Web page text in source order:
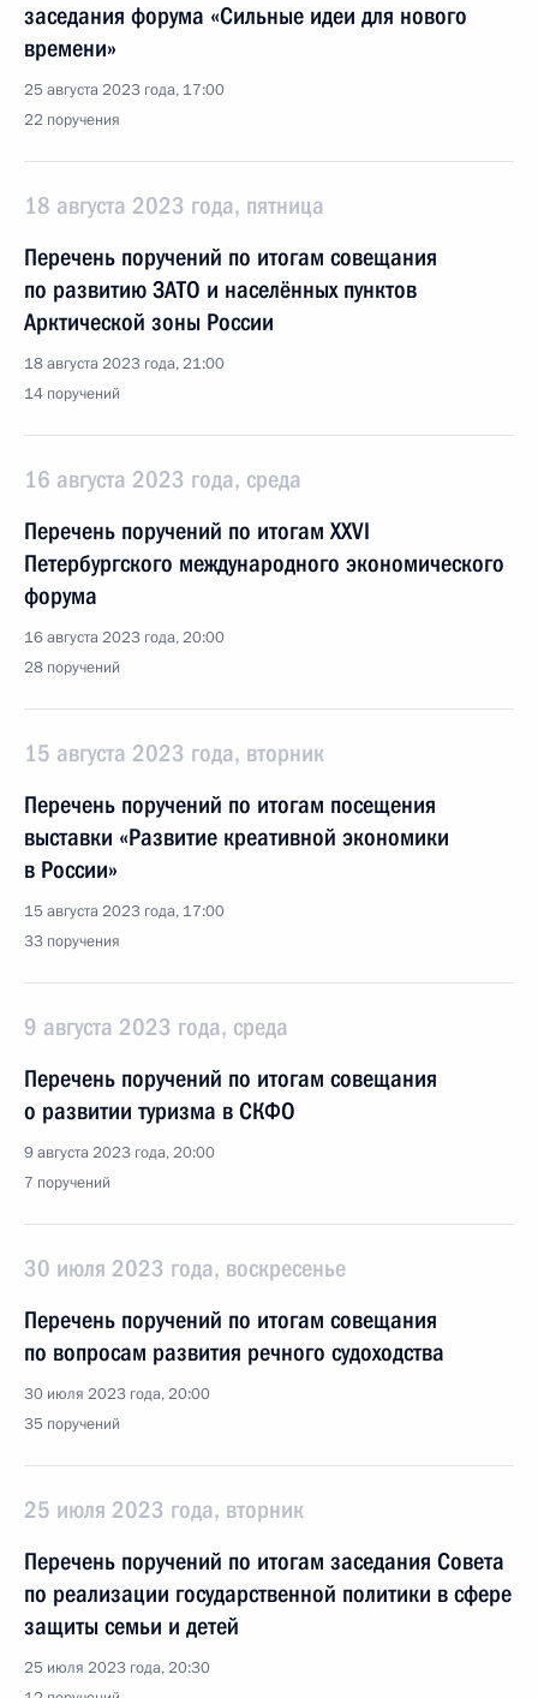
заседания форума «Сильные идеи для нового
времени»
25 августа 2023 года, 17:00
22 поручения
18 августа 2023 года, пятница
Перечень поручений по итогам совещания
по развитию ЗАТО и населённых пунктов
Арктической зоны России
18 августа 2023 года, 21:00
14 поручений
16 августа 2023 года, среда
Перечень поручений по итогам XXVI
Петербургского международного экономического
форума
16 августа 2023 года, 20:00
28 поручений
15 августа 2023 года, вторник
Перечень поручений по итогам посещения
выставки «Развитие креативной экономики
в России»
15 августа 2023 года, 17:00
33 поручения
9 августа 2023 года, среда
Перечень поручений по итогам совещания
о развитии туризма в СКФО
9 августа 2023 года, 20:00
7 поручений
30 июля 2023 года, воскресенье
Перечень поручений по итогам совещания
по вопросам развития речного судоходства
30 июля 2023 года, 20:00
35 поручений
25 июля 2023 года, вторник
Перечень поручений по итогам заседания Совета
по реализации государственной политики в сфере
защиты семьи и детей
25 июля 2023 года, 20:30